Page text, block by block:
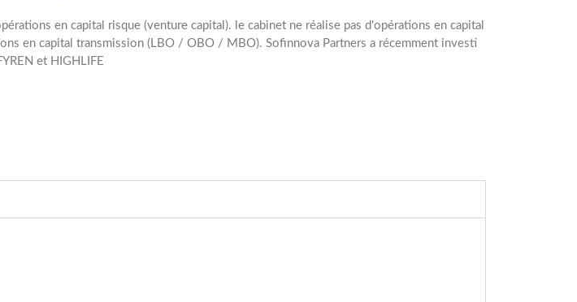
en capital risque (venture capital). le cabinet ne réalise pas d'opérations en capital
en capital transmission (LBO / OBO / MBO). Sofinnova Partners a récemment investi
et HIGHLIFE